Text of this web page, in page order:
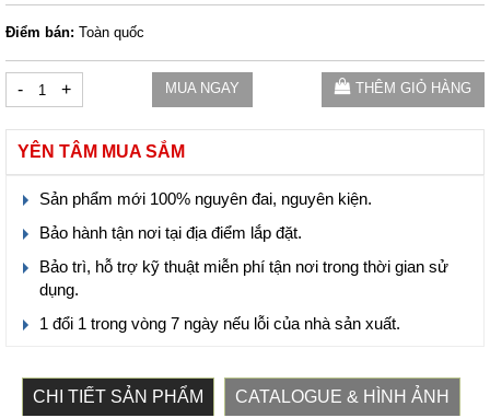
Điểm bán: Toàn quốc
- + MUA NGAY THÊM GIỎ HÀNG
YÊN TÂM MUA SẮM
Sản phẩm mới 100% nguyên đai, nguyên kiện.
Bảo hành tận nơi tại địa điểm lắp đặt.
Bảo trì, hỗ trợ kỹ thuật miễn phí tận nơi trong thời gian sử
dụng.
1 đổi 1 trong vòng 7 ngày nếu lỗi của nhà sản xuất.
CHI TIẾT SẢN PHẨM CATALOGUE & HÌNH ẢNH